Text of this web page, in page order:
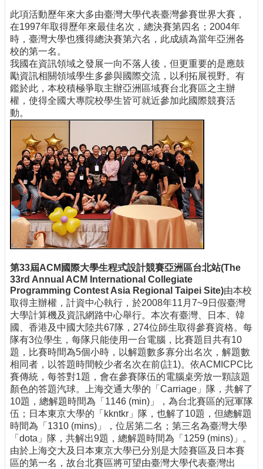
專
欄
此項活動歷年來大多由臺灣大學代表臺灣參賽世界大賽，
在1997年取得歷年來最佳名次，總決賽第四名；2004年
時，臺灣大學也獲得總決賽第六名，此成績為當年亞洲各
校的第一名。
我國在資訊領域之發展一向不落人後，但更重要的是應鼓
勵資訊相關領域學生多參與國際交流，以利拓展視野。有
鑑於此，本校積極爭取主辦亞洲區域賽台北賽區之主辦
權，使得全國大專院校學生皆可就近參加此國際競賽活
動。
第33屆ACM國際大學生程式設計競賽亞洲區台北站(The
33rd Annual ACM International Collegiate
Programming Contest Asia Regional Taipei Site)由本校
取得主辦權，計資中心執行，於2008年11月7~9日假臺灣
大學計算機及資訊網路中心舉行。本次有臺灣、日本、韓
國、香港及中國大陸共67隊，274位師生取得參賽資格。每
隊有3位學生，每隊只能使用一台電腦，比賽題目共有10
題，比賽時間為5個小時，以解題數多寡分出名次，解題數
相同者，以答題時間較少者名次在前(註1)。依ACMICPC比
賽傳統，每答對1題，會在參賽隊伍的電腦桌旁放一顆該題
顏色的答題汽球。上海交通大學的「Carriage」隊，共解了
10題，總解題時間為「1146 (min)」，為台北賽區的冠軍隊
伍；日本東京大學的「kkntkr」隊，也解了10題，但總解題
時間為「1310 (mins)」，位居第二名；第三名為臺灣大學
「dota」隊，共解出9題，總解題時間為「1259 (mins)」。
由於上海交大及日本東京大學已分別是大陸賽區及日本賽
區的第一名，故台北賽區將可望由臺灣大學代表臺灣出